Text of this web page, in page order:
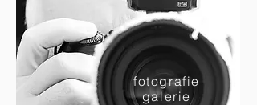
fotografie
galerie